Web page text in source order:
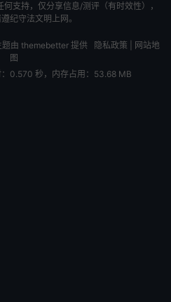
支持，仅分享信息/测评（有时效性），
纪守法文明上网。
由 themebetter 提供 隐私政策
网站地
图
0.570 秒，内存占用：53.68 MB